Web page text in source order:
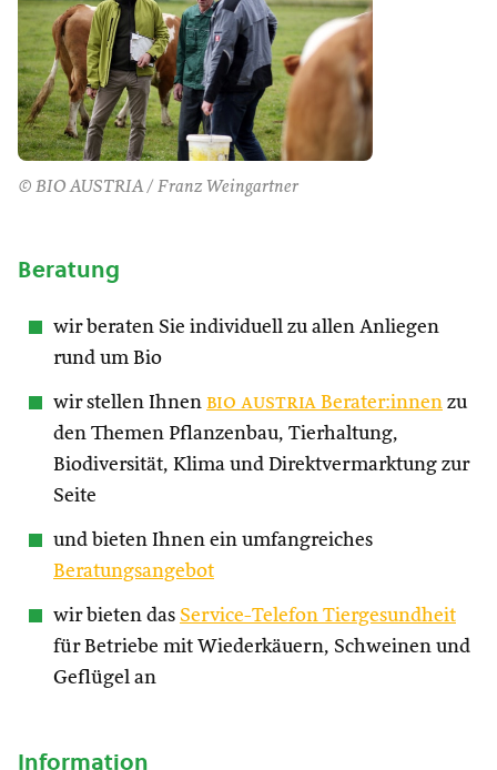
© BIO AUSTRIA / Franz Weingartner
Beratung
wir beraten Sie individuell zu allen Anliegen
rund um Bio
wir stellen Ihnen bio austria Berater:innen zu
den Themen Pflanzenbau, Tierhaltung,
Biodiversität, Klima und Direktvermarktung zur
Seite
und bieten Ihnen ein umfangreiches
Beratungsangebot
wir bieten das Service-Telefon Tiergesundheit
für Betriebe mit Wiederkäuern, Schweinen und
Geflügel an
Information